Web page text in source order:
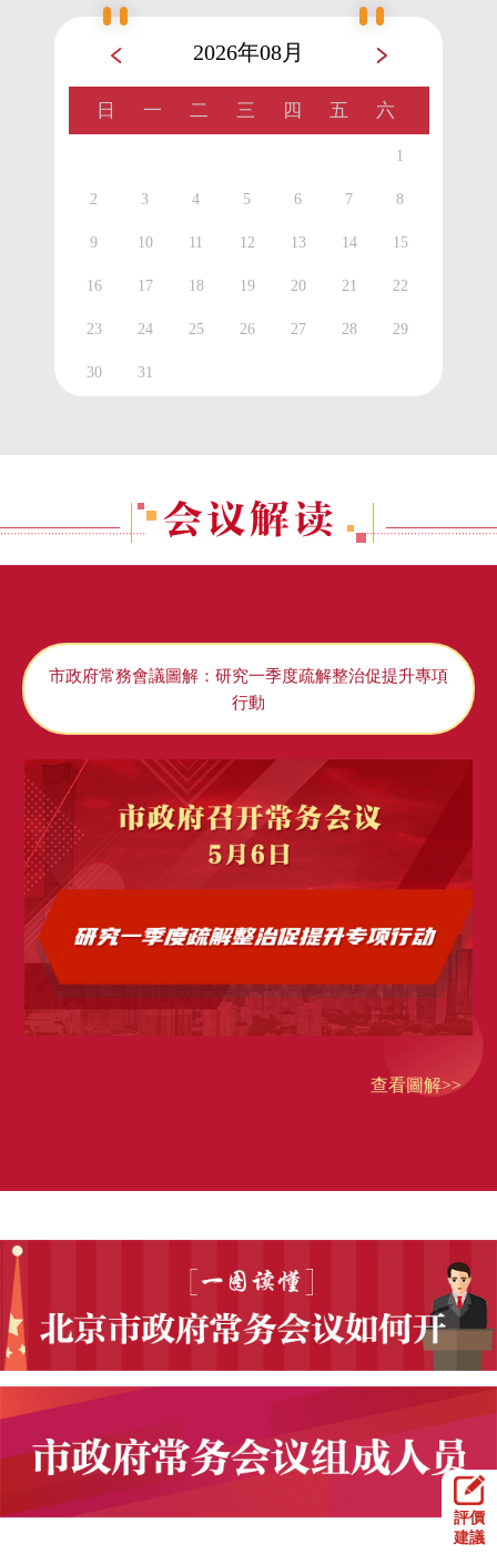
2026年08月
日 一 二 三 四 五 六
1
2 3 4 5 6 7 8
9 10 11 12 13 14 15
16 17 18 19 20 21 22
23 24 25 26 27 28 29
30 31
市政府常務會議圖解：研究一季度疏解整治促提升專項
行動
查看圖解>>
評價
建議